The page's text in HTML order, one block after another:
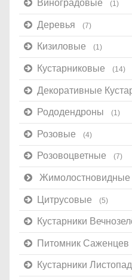
Виноградовые (1)
Деревья (7)
Кизиловые (1)
Кустарниковые (14)
Декоративные
Рододендроны (1)
Розовые (4)
Розовоцветные (7)
Жимолостновидные
Цитрусовые (5)
Кустарники
Питомник Саженцев
Кустарники